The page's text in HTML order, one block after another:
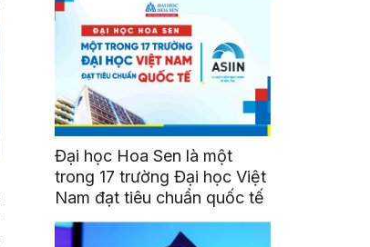
Đại học Hoa Sen là một
trong 17 trường Đại học Việt
Nam đạt tiêu chuẩn quốc tế